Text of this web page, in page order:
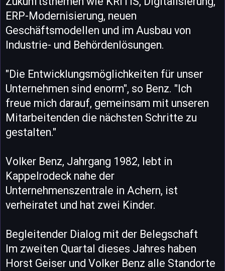
ERP-Modernisierung, neuen
Geschäftsmodellen und im Ausbau von
Industrie- und Behördenlösungen.
"Die Entwicklungsmöglichkeiten für unser
Unternehmen sind enorm", so Benz. "Ich
freue mich darauf, gemeinsam mit unseren
Mitarbeitenden die nächsten Schritte zu
gestalten."
Volker Benz, Jahrgang 1982, lebt in
Kappelrodeck nahe der
Unternehmenszentrale in Achern, ist
verheiratet und hat zwei Kinder.
Begleitender Dialog mit der Belegschaft
Im zweiten Quartal dieses Jahres haben
Horst Geiser und Volker Benz alle Standorte